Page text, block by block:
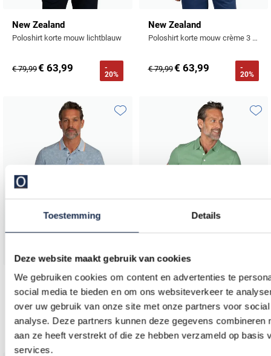
Toestemming Details
Deze website maakt gebruik van cookies
We gebruiken cookies om content en advertenties te
social media te bieden en om ons websiteverkeer te
over uw gebruik van onze site met onze partners voor
analyse. Deze partners kunnen deze gegevens combineren
aan ze heeft verstrekt of die ze hebben verzameld op basis
services.
New Zealand
Poloshirt korte mouw lichtblauw
€ 79,99€ 63,99
-
20%
New Zealand
Poloshirt korte mouw crème 3 knoopjes
€ 79,99€ 63,99
-
20%
New Zealand
Poloshirt lichtblauw geprint korte mouw
€ 79,99€ 63,99
-
20%
Toevoegen aan favorieten
New Zealand
polo Colin groen normale fit katoen
€ 69,99€ 35,00
-
50%